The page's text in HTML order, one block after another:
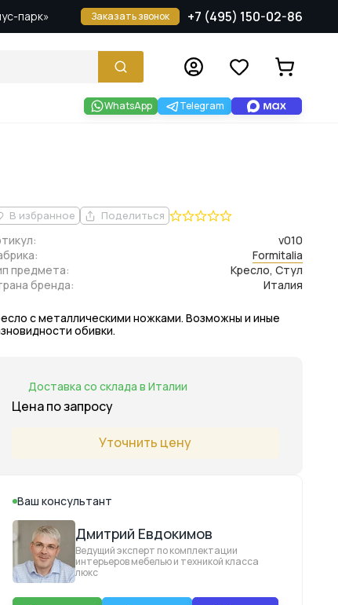
парк» Заказать звонок +7 (495) 150-02-86
WhatsApp Telegram
В избранное Поделиться
Formitalia
v010
предмета:
Кресло, Стул
бренда:
Италия
с металлическими ножками. Возможны и иные
обивки.
Доставка со склада в Италии
Цена по запросу
Уточнить цену
Ваш консультант
Дмитрий Евдокимов
Ведущий эксперт по комплектации
интерьеров мебелью и техникой класса
люкс